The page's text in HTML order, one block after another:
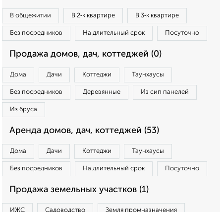
В общежитии В 2‑к квартире В 3‑к квартире
Без посредников На длительный срок Посуточно
Продажа домов, дач, коттеджей (0)
Дома Дачи Коттеджи Таунхаусы
Без посредников Деревянные Из сип панелей
Из бруса
Аренда домов, дач, коттеджей (53)
Дома Дачи Коттеджи Таунхаусы
Без посредников На длительный срок Посуточно
Продажа земельных участков (1)
ИЖС Садоводство Земля промназначения